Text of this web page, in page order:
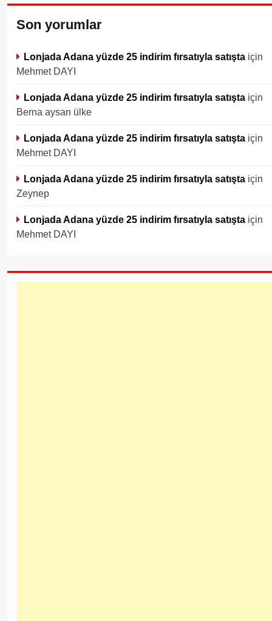
Son yorumlar
Lonjada Adana yüzde 25 indirim fırsatıyla satışta için
Mehmet DAYI
Lonjada Adana yüzde 25 indirim fırsatıyla satışta için
Berna aysan ülke
Lonjada Adana yüzde 25 indirim fırsatıyla satışta için
Mehmet DAYI
Lonjada Adana yüzde 25 indirim fırsatıyla satışta için
Zeynep
Lonjada Adana yüzde 25 indirim fırsatıyla satışta için
Mehmet DAYI